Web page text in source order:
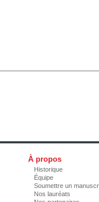
À propos
Historique
Équipe
Soumettre un
Nos lauréats